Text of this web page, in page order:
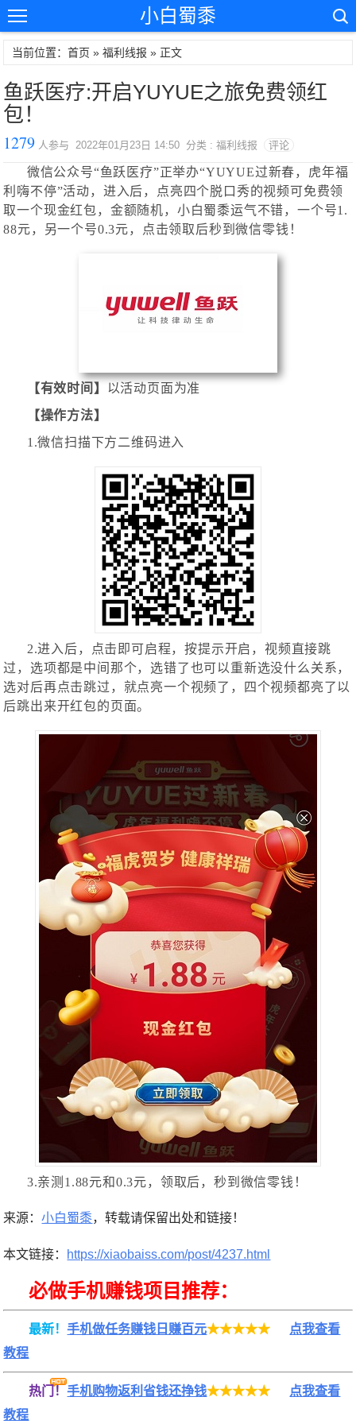
小白蜀黍
当前位置：首页 »福利线报 » 正文
鱼跃医疗:开启YUYUE之旅免费领红
包！
1279 人参与 2022年01月23日 14:50 分类 : 福利线报 评论
微信公众号“鱼跃医疗”正举办“YUYUE过新春，虎年福
利嗨不停”活动，进入后，点亮四个脱口秀的视频可免费领
取一个现金红包，金额随机，小白蜀黍运气不错，一个号1.
88元，另一个号0.3元，点击领取后秒到微信零钱！
【有效时间】 以活动页面为准
【操作方法】
1.微信扫描下方二维码进入
2.进入后，点击即可启程，按提示开启，视频直接跳
过，选项都是中间那个，选错了也可以重新选没什么关系，
选对后再点击跳过，就点亮一个视频了，四个视频都亮了以
后跳出来开红包的页面。
3.亲测1.88元和0.3元，领取后，秒到微信零钱！
来源：小白蜀黍，转载请保留出处和链接！
本文链接： https://xiaobaiss.com/post/4237.html
必做手机赚钱项目推荐：
最新！手机做任务赚钱日赚百元★★★★★
点我查看
教程
热门！手机购物返利省钱还挣钱★★★★★
点我查看
教程